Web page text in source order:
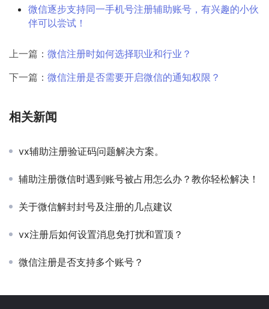
微信逐步支持同一手机号注册辅助账号，有兴趣的小伙
伴可以尝试！
上一篇： 微信注册时如何选择职业和行业？
下一篇： 微信注册是否需要开启微信的通知权限？
相关新闻
vx辅助注册验证码问题解决方案。
辅助注册微信时遇到账号被占用怎么办？教你轻松解决！
关于微信解封封号及注册的几点建议
vx注册后如何设置消息免打扰和置顶？
微信注册是否支持多个账号？